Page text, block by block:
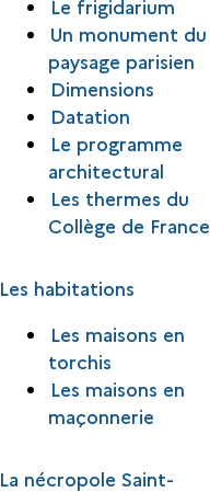
Le frigidarium
Un monument du
paysage parisien
Dimensions
Datation
Le programme
architectural
Les thermes du
Collège de France
Les habitations
Les maisons en
torchis
Les maisons en
maçonnerie
La nécropole Saint-